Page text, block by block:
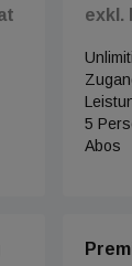
erhebliche
innerhalb der
stufen
mit
exkl.
5
Abos